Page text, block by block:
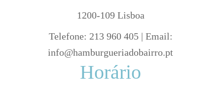
1200-109 Lisboa
Telefone: 213 960 405 | Email:
info@hamburgueriadobairro.pt
Horário